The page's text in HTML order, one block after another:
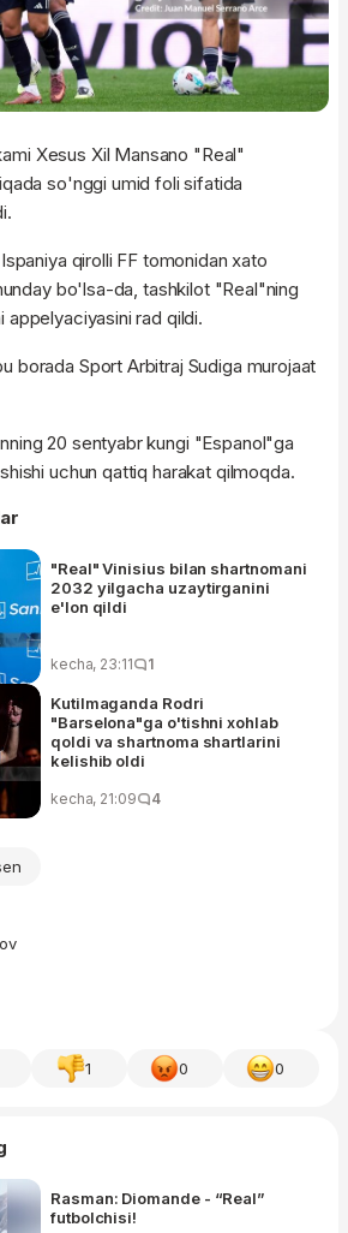
Xesus Xil Mansano "Real"
so'nggi umid foli sifatida
qirolli FF tomonidan xato
bo'lsa-da, tashkilot "Real"ning
appelyaciyasini rad qildi.
borada Sport Arbitraj Sudiga murojaat
20 sentyabr kungi "Espanol"ga
uchun qattiq harakat qilmoqda.
"Real" Vinisius bilan shartnomani
2032 yilgacha uzaytirganini
e'lon qildi
kecha, 23:11 1
Kutilmaganda Rodri
"Barselona"ga o'tishni xohlab
qoldi va shartnoma shartlarini
kelishib oldi
kecha, 21:09 4
1 0 0
Rasman: Diomande - “Real”
futbolchisi!